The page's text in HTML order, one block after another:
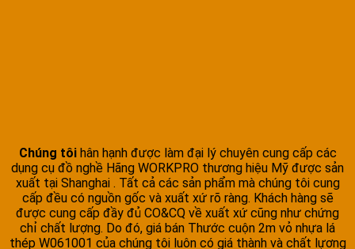
Chúng tôi hân hạnh được làm đại lý chuyên cung cấp các
dụng cụ đồ nghề Hãng WORKPRO thương hiệu Mỹ được sản
xuất tại Shanghai . Tất cả các sản phẩm mà chúng tôi cung
cấp đều có nguồn gốc và xuất xứ rõ ràng. Khách hàng sẽ
được cung cấp đầy đủ CO&CQ về xuất xứ cũng như chứng
chỉ chất lượng. Do đó, giá bán Thước cuộn 2m vỏ nhựa lá
thép W061001 của chúng tôi luôn có giá thành và chất lựơng